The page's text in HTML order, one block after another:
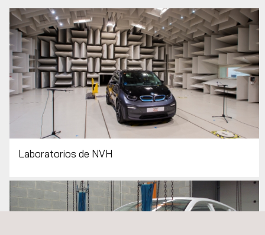
Laboratorios de NVH